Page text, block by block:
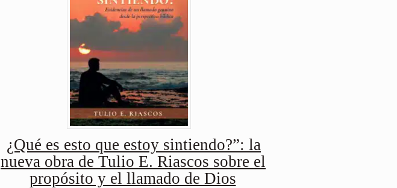
¿Qué es esto que estoy sintiendo?”: la
nueva obra de Tulio E. Riascos sobre el
propósito y el llamado de Dios